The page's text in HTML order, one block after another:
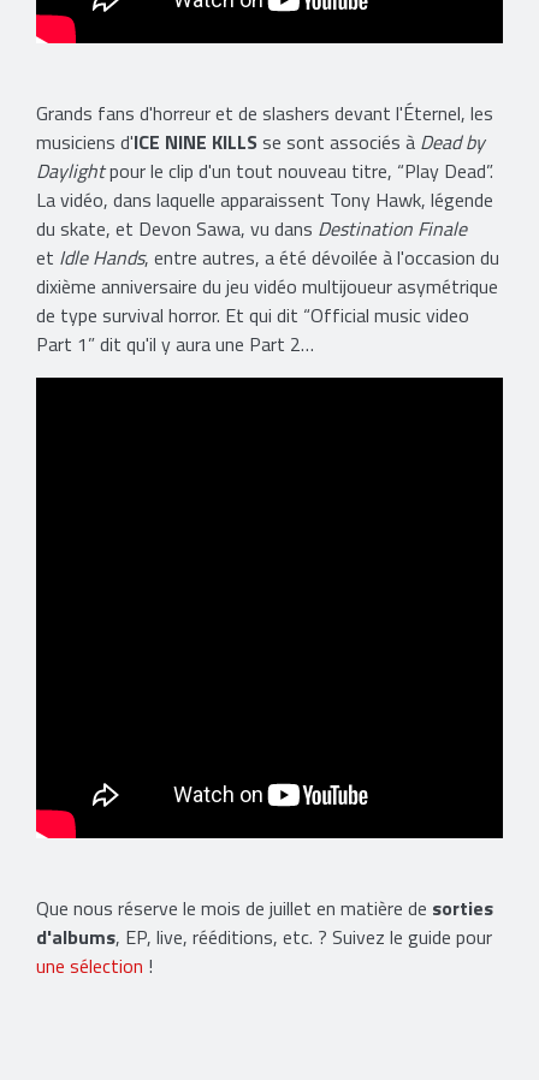
Grands fans d'horreur et de slashers devant l'Éternel, les
musiciens d'ICE NINE KILLSse sont associés à Dead by
Daylightpour le clip d'un tout nouveau titre, “Play Dead”.
La vidéo, dans laquelle apparaissent Tony Hawk, légende
du skate, et Devon Sawa, vu dans Destination Finale
et Idle Hands, entre autres, a été dévoilée à l'occasion du
dixième anniversaire du jeu vidéo multijoueur asymétrique
de type survival horror. Et qui dit “Official music video
Part 1” dit qu'il y aura une Part 2…
Que nous réserve le mois de juillet en matière de sorties
d'albums, EP, live, rééditions, etc. ? Suivez le guide pour
une sélection !